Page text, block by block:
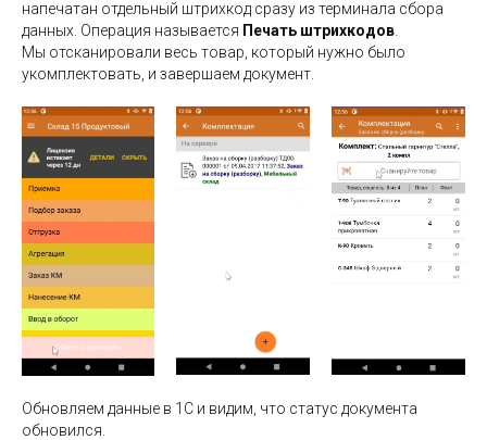
напечатан отдельный штрихкод сразу из терминала сбора
данных. Операция называется Печать штрихкодов
Мы отсканировали весь товар, который нужно было
укомплектовать, и завершаем документ.
Обновляем данные в 1С и видим, что статус документа
обновился.